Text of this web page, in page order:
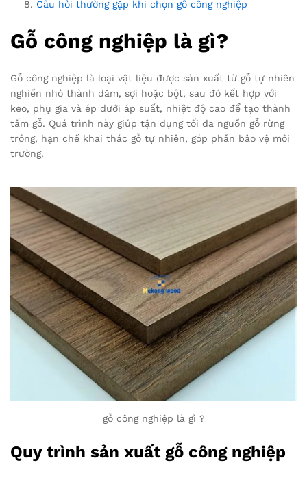
Câu hỏi thường gặp khi chọn gỗ công nghiệp
Gỗ công nghiệp là gì?
Gỗ công nghiệp là loại vật liệu được sản xuất từ gỗ tự nhiên
nghiền nhỏ thành dăm, sợi hoặc bột, sau đó kết hợp với
keo, phụ gia và ép dưới áp suất, nhiệt độ cao để tạo thành
tấm gỗ. Quá trình này giúp tận dụng tối đa nguồn gỗ rừng
trồng, hạn chế khai thác gỗ tự nhiên, góp phần bảo vệ môi
trường.
gỗ công nghiệp là gì ?
Quy trình sản xuất gỗ công nghiệp